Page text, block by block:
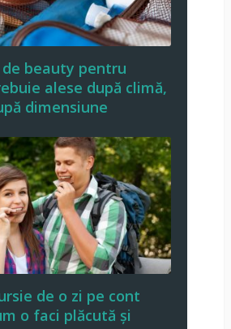
de beauty pentru
alese după climă,
dimensiune
de o zi pe cont
o faci plăcută și